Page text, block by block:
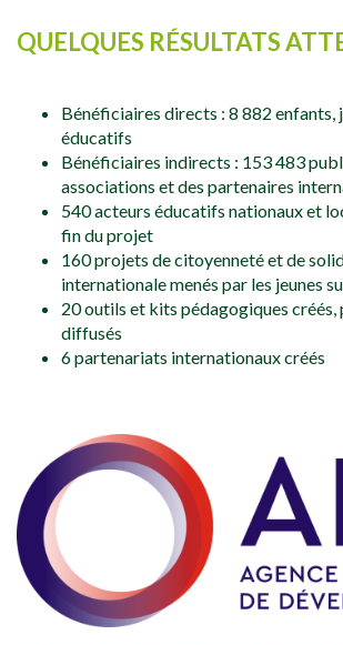
QUELQUES RÉSULTATS
Bénéficiaires directs : 8 882 enfants,
éducatifs
Bénéficiaires indirects : 153 483
associations et des partenaires
540 acteurs éducatifs nationaux et
fin du projet
160 projets de citoyenneté et de
internationale menés par les jeunes
20 outils et kits pédagogiques créés,
diffusés
6 partenariats internationaux créés